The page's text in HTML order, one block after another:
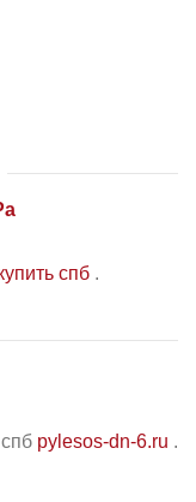
спб .
pylesos-dn-6.ru .